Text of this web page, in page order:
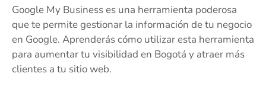
Google My Business es una herramienta poderosa
que te permite gestionar la información de tu negocio
en Google. Aprenderás cómo utilizar esta herramienta
para aumentar tu visibilidad en Bogotá y atraer más
clientes a tu sitio web.